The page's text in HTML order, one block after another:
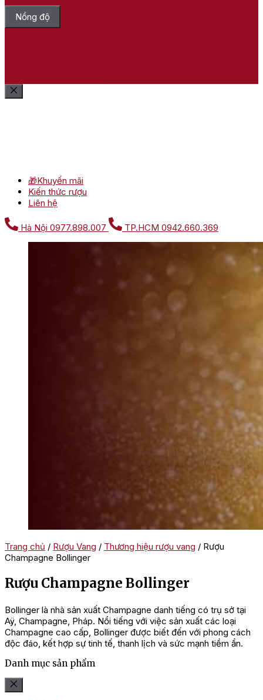
Nồng độ
🎁Khuyến mãi
Kiến thức rượu
Liên hệ
Hà Nội 0977.898.007 TP.HCM 0942.660.369
Trang chủ / Rượu Vang / Thương hiệu rượu vang / Rượu
Champagne Bollinger
Rượu Champagne Bollinger
Bollinger là nhà sản xuất Champagne danh tiếng có trụ sở tại
Aÿ, Champagne, Pháp. Nổi tiếng với việc sản xuất các loại
Champagne cao cấp, Bollinger được biết đến với phong cách
độc đáo, kết hợp sự tinh tế, thanh lịch và sức mạnh tiềm ẩn.
Danh mục sản phẩm